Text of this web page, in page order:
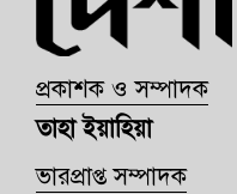
প্রকাশক ও সম্পাদক
তাহা ইয়াহিয়া
ভারপ্রাপ্ত সম্পাদক